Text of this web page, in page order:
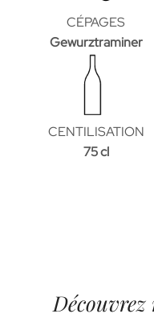
CÉPAGES
Gewurztraminer
CENTILISATION
75 cl
Découvrez